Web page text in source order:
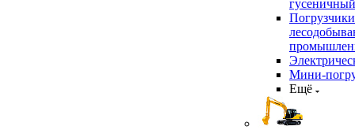
гусеничный
Мини-
Ещё